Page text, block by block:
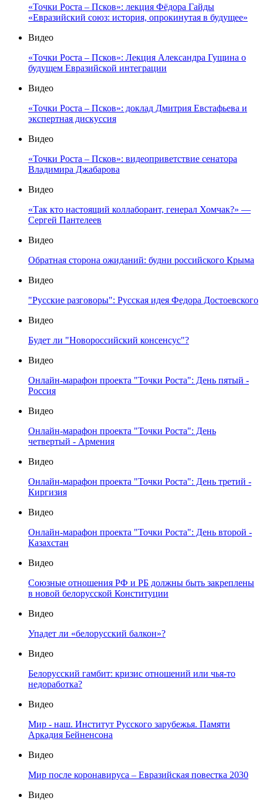
«Точки Роста – Псков»: лекция Фёдора Гайды
«Евразийский союз: история, опрокинутая в будущее»
Видео
«Точки Роста – Псков»: Лекция Александра Гущина о
будущем Евразийской интеграции
Видео
«Точки Роста – Псков»: доклад Дмитрия Евстафьева и
экспертная дискуссия
Видео
«Точки Роста – Псков»: видеоприветствие сенатора
Владимира Джабарова
Видео
«Так кто настоящий коллаборант, генерал Хомчак?» —
Сергей Пантелеев
Видео
Обратная сторона ожиданий: будни российского Крыма
Видео
"Русские разговоры": Русская идея Федора Достоевского
Видео
Будет ли "Новороссийский консенсус"?
Видео
Онлайн-марафон проекта "Точки Роста": День пятый -
Россия
Видео
Онлайн-марафон проекта "Точки Роста": День
четвертый - Армения
Видео
Онлайн-марафон проекта "Точки Роста": День третий -
Киргизия
Видео
Онлайн-марафон проекта "Точки Роста": День второй -
Казахстан
Видео
Союзные отношения РФ и РБ должны быть закреплены
в новой белорусской Конституции
Видео
Упадет ли «белорусский балкон»?
Видео
Белорусский гамбит: кризис отношений или чья-то
недоработка?
Видео
Мир - наш. Институт Русского зарубежья. Памяти
Аркадия Бейненсона
Видео
Мир после коронавируса – Евразийская повестка 2030
Видео